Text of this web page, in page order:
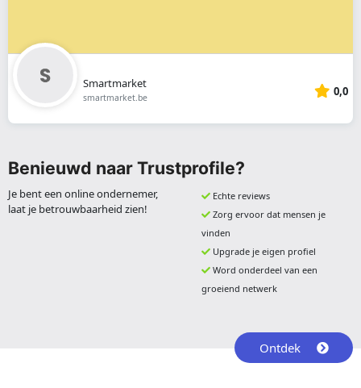
Smartmarket
smartmarket.be 0,0
Benieuwd naar Trustprofile?
Je bent een online ondernemer,
laat je betrouwbaarheid zien!
Echte reviews
Zorg ervoor dat mensen je
vinden
Upgrade je eigen profiel
Word onderdeel van een
groeiend netwerk
Ontdek